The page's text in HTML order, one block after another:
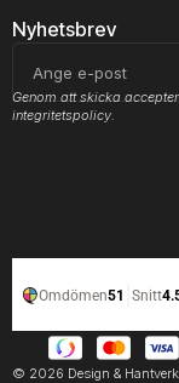
Nyhetsbrev
post
Genom att skicka
integritetspolicy.
© 2026 Design &